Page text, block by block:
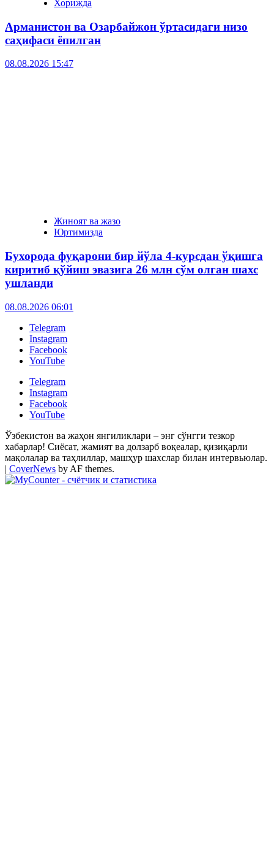
Хорижда
Арманистон ва Озарбайжон ўртасидаги низо
саҳифаси ёпилган
08.08.2026 15:47
Жиноят ва жазо
Юртимизда
Бухорода фуқарони бир йўла 4-курсдан ўқишга
киритиб қўйиш эвазига 26 млн сўм олган шахс
ушланди
08.08.2026 06:01
Telegram
Instagram
Facebook
YouTube
Telegram
Instagram
Facebook
YouTube
Ўзбекистон ва жаҳон янгиликлари – энг сўнгги тезкор
хабарлар! Сиёсат, жамият ва долзарб воқеалар, қизиқарли
мақолалар ва таҳлиллар, машҳур шахслар билан интервьюлар.
| CoverNews by AF themes.